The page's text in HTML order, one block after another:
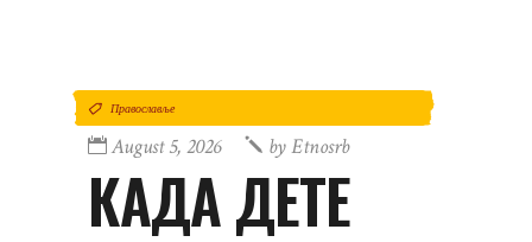
Православље
August 5, 2026 byEtnosrb
КАДА ДЕТЕ